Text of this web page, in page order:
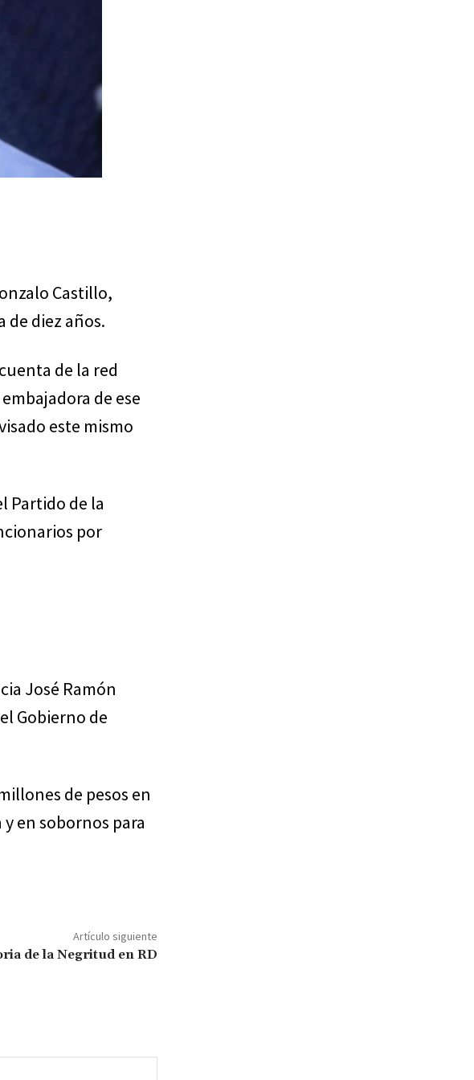
Castillo,
de diez años.
de la red
de ese
este mismo
Partido de la
por
José Ramón
Gobierno de
de pesos en
en sobornos para
Artículo siguiente
de la Negritud en RD